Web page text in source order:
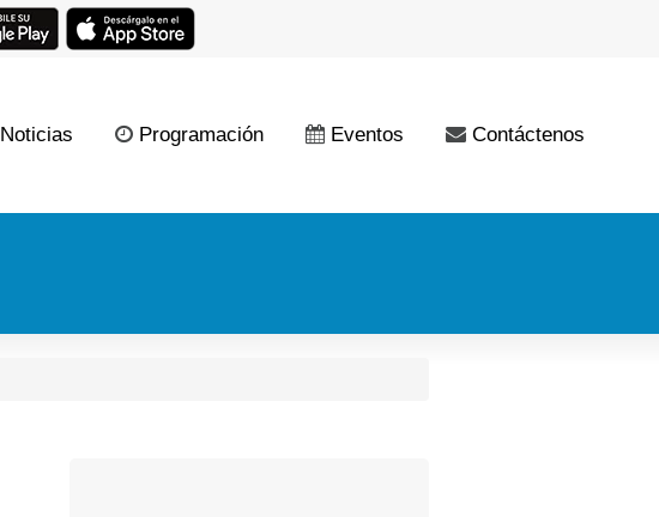
Noticias Programación Eventos Contáctenos